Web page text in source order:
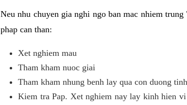
Neu nhu chuyen gia nghi ngo ban mac nhiem
phap can than:
Xet nghiem mau
Tham kham nuoc giai
Tham kham nhung benh lay qua con duong
Kiem tra Pap. Xet nghiem nay lay kinh hien